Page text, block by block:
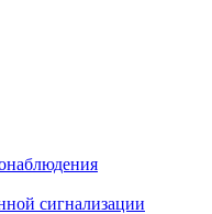
сигнализации